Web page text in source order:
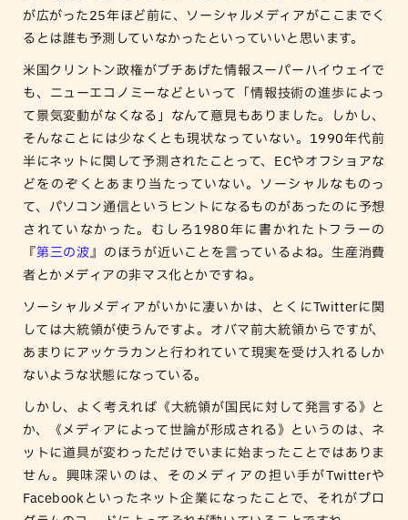
が広がった25年ほど前に、ソーシャルメディアがここまでく
るとは誰も予測していなかったといっていいと思います。
米国クリントン政権がブチあげた情報スーパーハイウェイで
も、ニューエコノミーなどといって「情報技術の進歩によっ
て景気変動がなくなる」なんて意見もありました。しかし、
そんなことには少なくとも現状なっていない。1990年代前
半にネットに関して予測されたことって、ECやオフショアな
どをのぞくとあまり当たっていない。ソーシャルなものっ
て、パソコン通信というヒントになるものがあったのに予想
されていなかった。むしろ1980年に書かれたトフラーの
『第三の波』のほうが近いことを言っているよね。生産消費
者とかメディアの非マス化とかですね。
ソーシャルメディアがいかに凄いかは、とくにTwitterに関
しては大統領が使うんですよ。オバマ前大統領からですが、
あまりにアッケラカンと行われていて現実を受け入れるしか
ないような状態になっている。
しかし、よく考えれば《大統領が国民に対して発言する》と
か、《メディアによって世論が形成される》というのは、ネ
ットに道具が変わっただけでいまに始まったことではありま
せん。興味深いのは、そのメディアの担い手がTwitterや
Facebookといったネット企業になったことで、それがプロ